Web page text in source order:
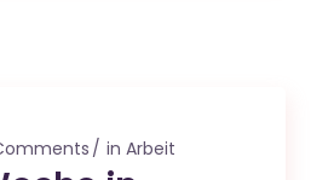
in Arbeit